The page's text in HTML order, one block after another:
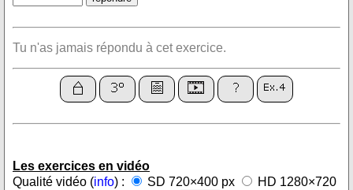
Tu n'as jamais répondu à cet exercice.
Les exercices en vidéo
Qualité vidéo (info) : SD 720×400 px
HD 1280×720